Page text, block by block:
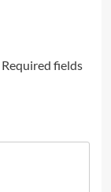
Required fields